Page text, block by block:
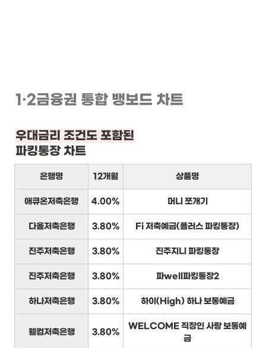
1·2금융권 통합 뱅보드 차트
우대금리 조건도 포함된
파킹통장 차트
은행명 12개월 상품명
애큐온저축은행 4.00% 머니 쪼개기
다올저축은행 3.80% Fi 저축예금(플러스 파킹통장)
진주저축은행 3.80% 진주지니 파킹통장
진주저축은행 3.80% 파well파킹통장2
하나저축은행 3.80% 하이(High) 하나 보통예금
웰컴저축은행 3.80%
WELCOME 직장인 사랑 보통예
금